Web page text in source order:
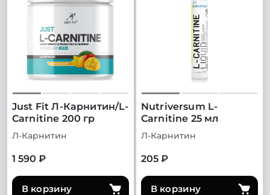
Just Fit Л-Карнитин/L-
Carnitine 200 гр
Л-Карнитин
1 590 ₽
В корзину
Nutriversum L-
Carnitine 25 мл
Л-Карнитин
205 ₽
В корзину